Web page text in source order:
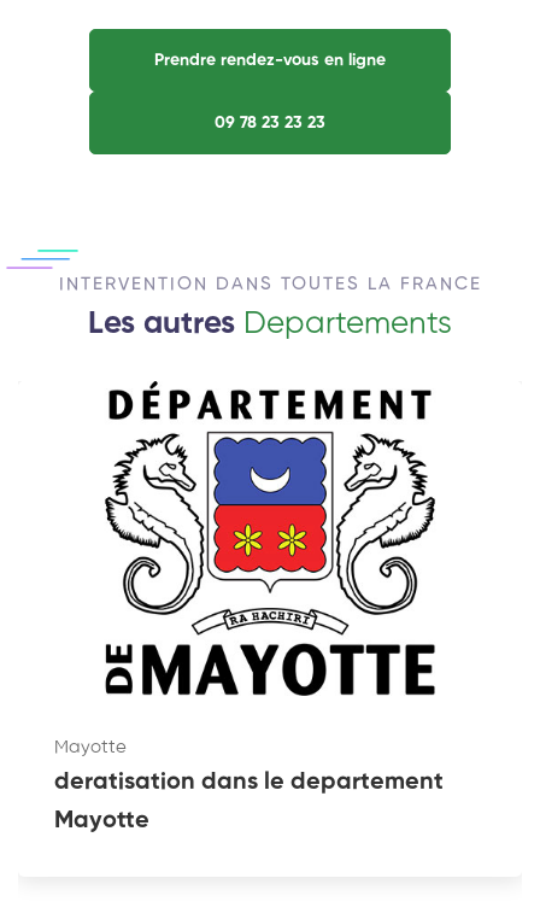
Prendre rendez-vous en ligne
09 78 23 23 23
INTERVENTION DANS TOUTES LA FRANCE
Les autres Departements
Mayotte
deratisation dans le departement
Mayotte